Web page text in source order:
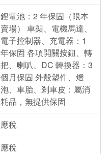
鋰電池：2 年保固（限本
賣場） 車架、電機馬達、
電子控制器、充電器：1
年保固 各項開關按鈕、轉
把、喇叭、DC 轉換器：3
個月保固 外殼塑件、燈
泡、車胎、剎車皮：屬消
耗品，無提供保固
應稅
應稅